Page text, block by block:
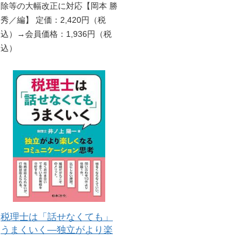
除等の大幅改正に対応【岡本 勝
秀／編】 定価：2,420円（税
込）→会員価格：1,936円（税
込）
税理士は「話せなくても」
うまくいく―独立がより楽